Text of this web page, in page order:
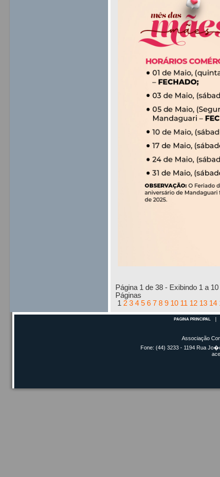
Página 1 de 38 - Exibindo 1 a
Páginas
1 2 3 4 5 6 7 8 9 10 11 12 13 14
PÁGINA PRINCIPAL
Associação
Fone: (44) 3233 - 1194 Rua